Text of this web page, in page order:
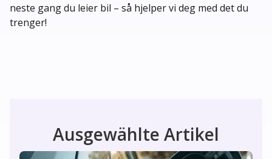
neste gang du leier bil – så hjelper vi deg med det du
trenger!
Ausgewählte Artikel